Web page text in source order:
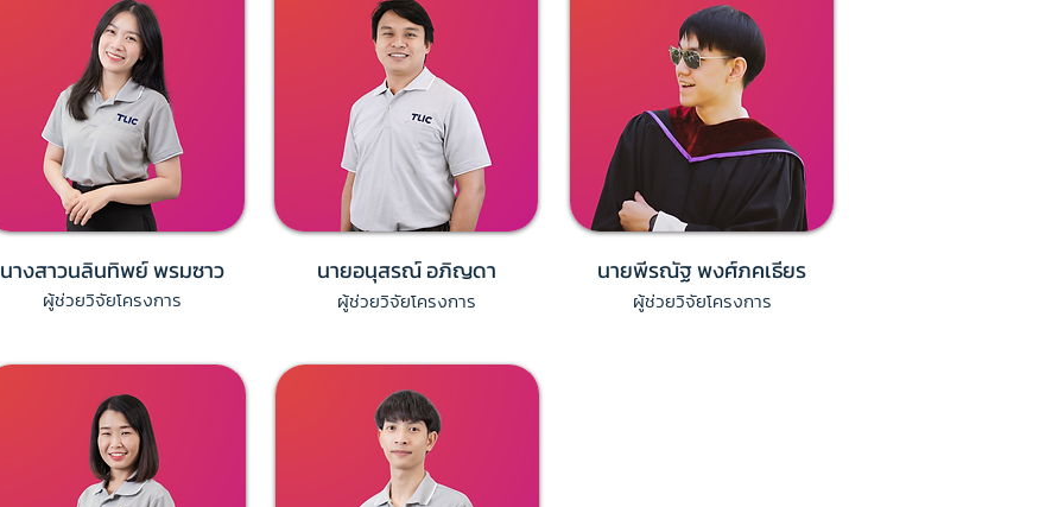
นางสาวนลินทิพย์ พรมซาว
ผู้ช่วยวิจัยโครงการ
นายอนุสรณ์ อภิญดา
ผู้ช่วยวิจัยโครงการ
นายพีรณัฐ พงศ์ภคเธียร
ผู้ช่วยวิจัยโครงการ